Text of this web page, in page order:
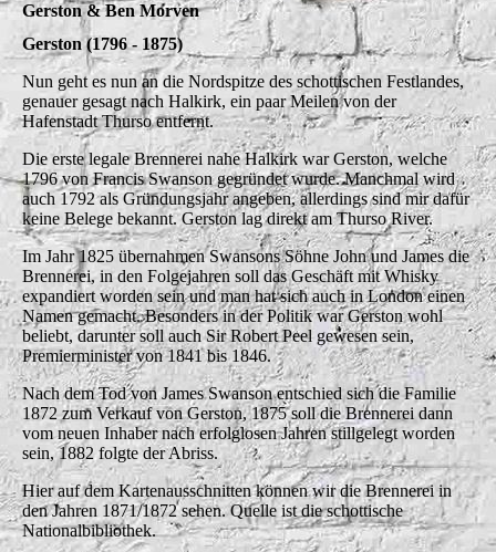
Gerston & Ben Morven
Gerston (1796 - 1875)
Nun geht es nun an die Nordspitze des schottischen Festlandes,
genauer gesagt nach Halkirk, ein paar Meilen von der
Hafenstadt Thurso entfernt.
Die erste legale Brennerei nahe Halkirk war Gerston, welche
1796 von Francis Swanson gegründet wurde. Manchmal wird
auch 1792 als Gründungsjahr angeben, allerdings sind mir dafür
keine Belege bekannt. Gerston lag direkt am Thurso River.
Im Jahr 1825 übernahmen Swansons Söhne John und James die
Brennerei, in den Folgejahren soll das Geschäft mit Whisky
expandiert worden sein und man hat sich auch in London einen
Namen gemacht. Besonders in der Politik war Gerston wohl
beliebt, darunter soll auch Sir Robert Peel gewesen sein,
Premierminister von 1841 bis 1846.
Nach dem Tod von James Swanson entschied sich die Familie
1872 zum Verkauf von Gerston, 1875 soll die Brennerei dann
vom neuen Inhaber nach erfolglosen Jahren stillgelegt worden
sein, 1882 folgte der Abriss.
Hier auf dem Kartenausschnitten können wir die Brennerei in
den Jahren 1871/1872 sehen. Quelle ist die schottische
Nationalbibliothek.